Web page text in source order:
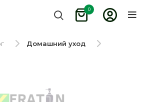
0
Домашний уход